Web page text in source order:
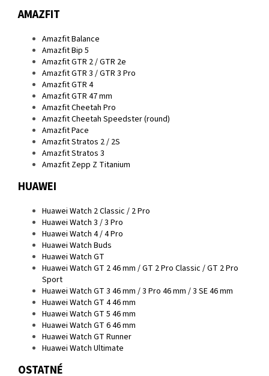
AMAZFIT
Amazfit Balance
Amazfit Bip 5
Amazfit GTR 2 / GTR 2e
Amazfit GTR 3 / GTR 3 Pro
Amazfit GTR 4
Amazfit GTR 47 mm
Amazfit Cheetah Pro
Amazfit Cheetah Speedster (round)
Amazfit Pace
Amazfit Stratos 2 / 2S
Amazfit Stratos 3
Amazfit Zepp Z Titanium
HUAWEI
Huawei Watch 2 Classic / 2 Pro
Huawei Watch 3 / 3 Pro
Huawei Watch 4 / 4 Pro
Huawei Watch Buds
Huawei Watch GT
Huawei Watch GT 2 46 mm / GT 2 Pro Classic / GT 2 Pro
Sport
Huawei Watch GT 3 46 mm / 3 Pro 46 mm / 3 SE 46 mm
Huawei Watch GT 4 46 mm
Huawei Watch GT 5 46 mm
Huawei Watch GT 6 46 mm
Huawei Watch GT Runner
Huawei Watch Ultimate
OSTATNÉ